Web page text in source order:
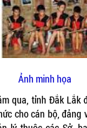
Ảnh minh họa
qua, tỉnh Đắk Lắk
cho cán bộ, đảng